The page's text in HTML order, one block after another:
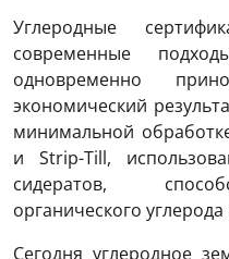
Углеродные
современные
одновременно
экономический
минимальной
и Strip-Till,
сидератов,
органического
Сегодня углеродное